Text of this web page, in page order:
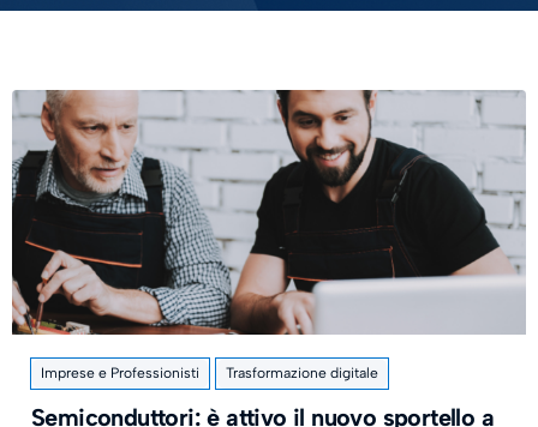
Imprese e Professionisti Trasformazione digitale
Semiconduttori: è attivo il nuovo sportello a